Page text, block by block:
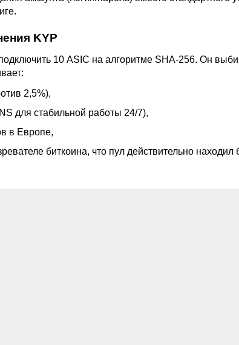
KYP
10 ASIC на алгоритме SHA-256. Он
2,5%),
для стабильной работы 24/7),
в Европе,
биткоина, что пул действительно находил